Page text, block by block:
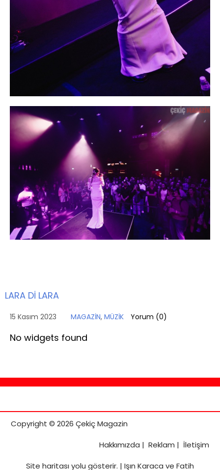
LARA Dİ LARA
15 Kasım 2023 MAGAZİN, MÜZİK Yorum (0)
No widgets found
Copyright © 2026 Çekiç Magazin
Hakkımızda | Reklam | İletişim
Site haritasıyolu gösterir. | Işın Karaca ve Fatih